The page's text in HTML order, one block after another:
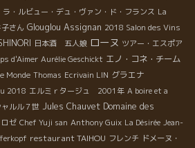
ラ・ルビュー・デュ・ヴァン・ド・フランス La
さん Glouglou Assignan 2018 Salon des Vins
日本酒 五人娘 ローヌ ツアー・エスポア
d'Aimer Aurélie Geschickt エノ・コネ・チーム
Monde Thomas Ecrivain LIN グラエナ
2018 エルミｒタージュ 2001年 A boire et a
ルル７世 Jules Chauvet Domaine des
ゼ Chef Yuji san Anthony Guix La Désirée Jean-
restaurant TAIHOU フレンチ ドメーヌ・